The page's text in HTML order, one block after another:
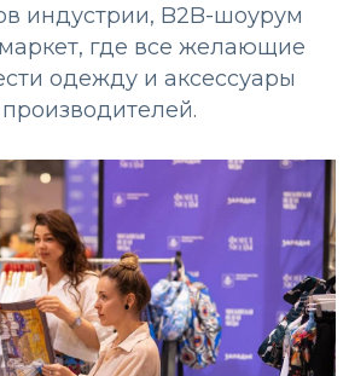
индустрии, B2B-шоурум
где все желающие
одежду и аксессуары